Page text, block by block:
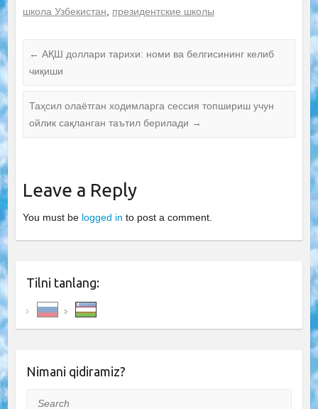
школа Узбекистан
президентские школы
← АҚШ доллари тарихи: номи ва белгисининг келиб
чиқиши
Таҳсил олаётган ходимларга сессия топшириш учун
ойлик сақланган таътил берилади →
Leave a Reply
You must be logged in to post a comment.
Tilni tanlang:
Nimani qidiramiz?
Search